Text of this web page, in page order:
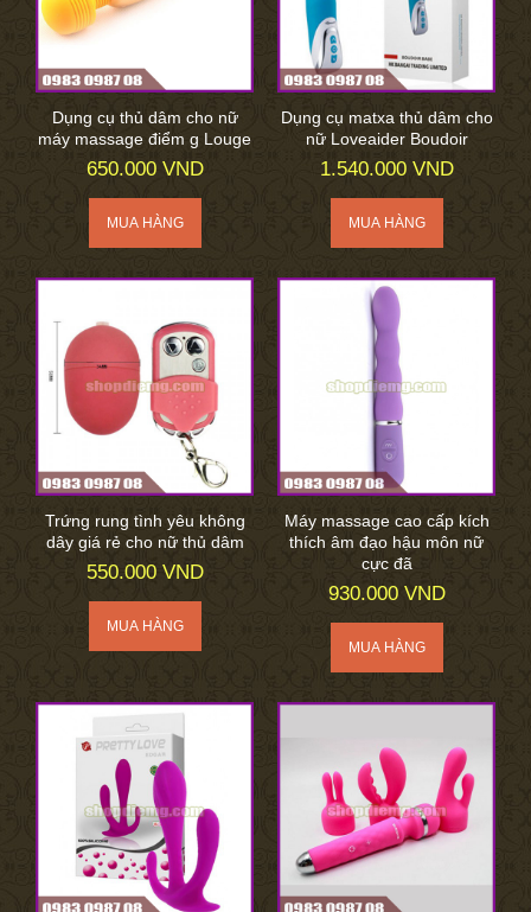
Dụng cụ thủ dâm cho nữ
máy massage điểm g Louge
650.000 VND
Dụng cụ matxa thủ dâm cho
nữ Loveaider Boudoir
1.540.000 VND
Trứng rung tình yêu không
dây giá rẻ cho nữ thủ dâm
550.000 VND
Máy massage cao cấp kích
thích âm đạo hậu môn nữ
cực đã
930.000 VND